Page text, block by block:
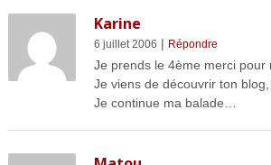
Karine
6 juillet 2006 | Répondre
Je prends le 4ème merci pour
Je viens de découvrir ton
Je continue ma balade…